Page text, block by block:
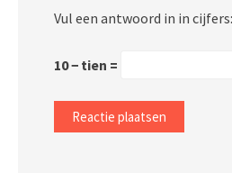
Vul een antwoord in in cijfers:
10 − tien =